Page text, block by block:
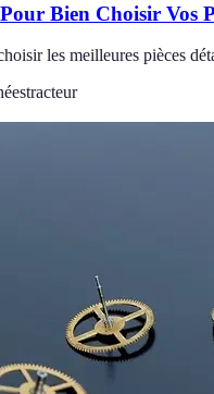
Bien Choisir Vos
les meilleures pièces
tracteur